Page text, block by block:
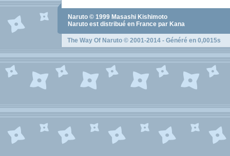
Naruto © 1999 Masashi Kishimoto
Naruto est distribué en France par Kana
The Way Of Naruto © 2001-2014 - Généré en 0,0015s